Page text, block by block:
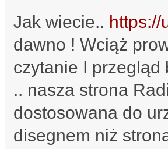
Jak wiecie.. https://
dawno ! Wciąż
czytanie I przegląd
.. nasza strona
dostosowana do
disegnem niż